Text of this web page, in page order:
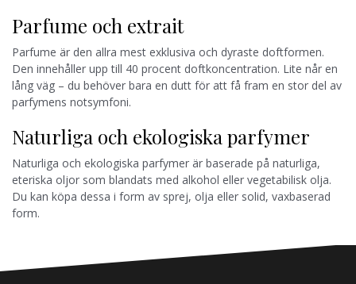
Parfume och extrait
Parfume är den allra mest exklusiva och dyraste doftformen.
Den innehåller upp till 40 procent doftkoncentration. Lite når en
lång väg – du behöver bara en dutt för att få fram en stor del av
parfymens notsymfoni.
Naturliga och ekologiska parfymer
Naturliga och ekologiska parfymer är baserade på naturliga,
eteriska oljor som blandats med alkohol eller vegetabilisk olja.
Du kan köpa dessa i form av sprej, olja eller solid, vaxbaserad
form.